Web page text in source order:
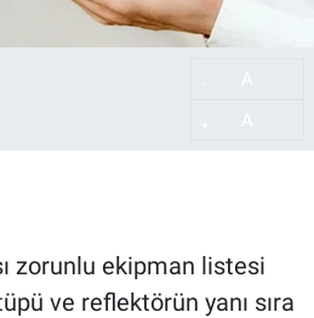
zorunlu ekipman listesi
ve reflektörün yanı sıra